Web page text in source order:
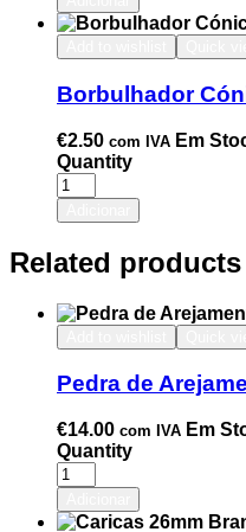
Borbulhador
€2.50 com IVA Em
Quantity
Related products
Pedra de
€14.00 com IVA Em
Quantity